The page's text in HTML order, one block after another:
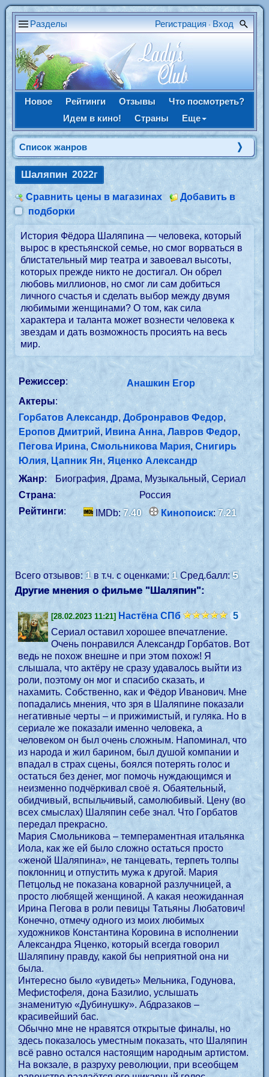
Разделы Регистрация • Вход
Новое Рейтинги Отзывы
Что посмотреть?
Идем в кино!
Страны Еще
Список жанров
Шаляпин 2022г
Сравнить цены в магазинах
Добавить в
подборки
История Фёдора Шаляпина — человека, который
вырос в крестьянской семье, но смог ворваться в
блистательный мир театра и завоевал высоты,
которых прежде никто не достигал. Он обрел
любовь миллионов, но смог ли сам добиться
личного счастья и сделать выбор между двумя
любимыми женщинами? О том, как сила
характера и таланта может вознести человека к
звездам и дать возможность просиять на весь
мир.
Режиссер:
Анашкин Егор
Актеры:
Горбатов Александр, Добронравов Федор,
Еропов Дмитрий, Ивина Анна,Лавров Федор,
Пегова Ирина, Смольникова Мария, Снигирь
Юлия, Цапник Ян, Яценко Александр
Жанр:
Биография, Драма, Музыкальный, Сериал
Страна:
Россия
Рейтинги: IMDb:7.40 Кинопоиск:7.21
Всего отзывов: 1в т.ч. с оценками:1Сред.балл: 5
Другие мнения о фильме "Шаляпин":
[28.02.2023 11:21] Настёна СПб
5
Сериал оставил хорошее впечатление.
Очень понравился Александр Горбатов. Вот
ведь не похож внешне и при этом похож! Я
слышала, что актёру не сразу удавалось выйти из
роли, поэтому он мог и спасибо сказать, и
нахамить. Собственно, как и Фёдор Иванович. Мне
попадались мнения, что зря в Шаляпине показали
негативные черты – и прижимистый, и гуляка. Но в
сериале же показали именно человека, а
человеком он был очень сложным. Напоминал, что
из народа и жил барином, был душой компании и
впадал в страх сцены, боялся потерять голос и
остаться без денег, мог помочь нуждающимся и
неизменно подчёркивал своё я. Обаятельный,
обидчивый, вспыльчивый, самолюбивый. Цену (во
всех смыслах) Шаляпин себе знал. Что Горбатов
передал прекрасно.
Мария Смольникова – темпераментная итальянка
Иола, как же ей было сложно остаться просто
«женой Шаляпина», не танцевать, терпеть толпы
поклонниц и отпустить мужа к другой. Мария
Петцольд не показана коварной разлучницей, а
просто любящей женщиной. А какая неожиданная
Ирина Пегова в роли певицы Татьяны Любатович!
Конечно, отмечу одного из моих любимых
художников Константина Коровина в исполнении
Александра Яценко, который всегда говорил
Шаляпину правду, какой бы неприятной она ни
была.
Интересно было «увидеть» Мельника, Годунова,
Мефистофеля, дона Базилио, услышать
знаменитую «Дубинушку». Абдразаков –
красивейший бас.
Обычно мне не нравятся открытые финалы, но
здесь показалось уместным показать, что Шаляпин
всё равно остался настоящим народным артистом.
На вокзале, в разруху революции, при всеобщем